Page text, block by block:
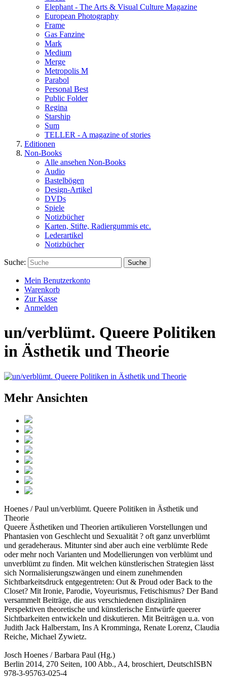
Elephant - The Arts & Visual Culture Magazine
European Photography
Frame
Gas Fanzine
Mark
Medium
Merge
Metropolis M
Parabol
Personal Best
Public Folder
Regina
Starship
Sum
TELLER - A magazine of stories
Editionen
Non-Books
Alle ansehen Non-Books
Audio
Bastelbögen
Design-Artikel
DVDs
Spiele
Notizbücher
Karten, Stifte, Radiergummis etc.
Lederartikel
Notizbücher
Suche: Suche
Mein Benutzerkonto
Warenkorb
Zur Kasse
Anmelden
un/verblümt. Queere Politiken
in Ästhetik und Theorie
Mehr Ansichten
Hoenes / Paul un/verblümt. Queere Politiken in Ästhetik und
Theorie
Queere Ästhetiken und Theorien artikulieren Vorstellungen und
Phantasien von Geschlecht und Sexualität ? oft ganz unverblümt
und geradeheraus. Mitunter sind aber auch eine verblümte Rede
oder mehr noch Varianten und Modellierungen von verblümt und
unverblümt zu finden. Mit welchen künstlerischen Strategien lässt
sich Normalisierungszwängen und einem zunehmenden
Sichtbarkeitsdruck entgegentreten: Out & Proud oder Back to the
Closet? Mit Ironie, Parodie, Voyeurismus, Fetischismus? Der Band
versammelt Beiträge, die aus verschiedenen disziplinären
Perspektiven theoretische und künstlerische Entwürfe queerer
Sichtbarkeiten entwickeln und diskutieren. Mit Beiträgen u.a. von
Judith Jack Halberstam, Ins A Kromminga, Renate Lorenz, Claudia
Reiche, Michael Zywietz.
Josch Hoenes / Barbara Paul (Hg.)
Berlin 2014, 270 Seiten, 100 Abb., A4, broschiert, DeutschISBN
978-3-95763-025-4